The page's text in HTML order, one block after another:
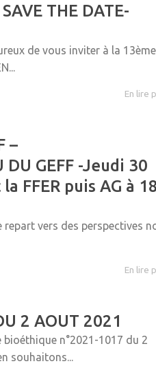
THE DATE-
de vous inviter à la 13ème
En lire
–
DU GEFF -Jeudi 30
FFER puis AG à 18
repart vers des perspectives
En lire
2 AOUT 2021
n°2021-1017 du 2
souhaitons...